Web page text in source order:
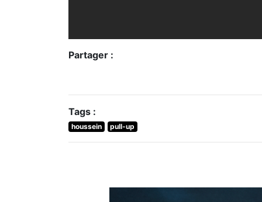
Partager :
Tags :
houssein pull-up